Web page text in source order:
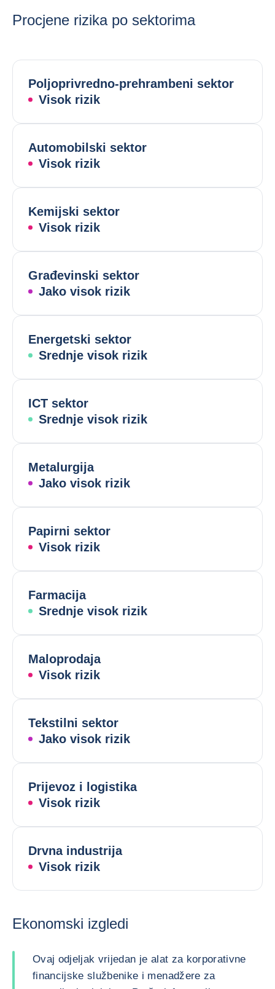
Procjene rizika po sektorima
Poljoprivredno-prehrambeni sektor
Visok rizik
Automobilski sektor
Visok rizik
Kemijski sektor
Visok rizik
Građevinski sektor
Jako visok rizik
Energetski sektor
Srednje visok rizik
ICT sektor
Srednje visok rizik
Metalurgija
Jako visok rizik
Papirni sektor
Visok rizik
Farmacija
Srednje visok rizik
Maloprodaja
Visok rizik
Tekstilni sektor
Jako visok rizik
Prijevoz i logistika
Visok rizik
Drvna industrija
Visok rizik
Ekonomski izgledi
Ovaj odjeljak vrijedan je alat za korporativne
financijske službenike i menadžere za